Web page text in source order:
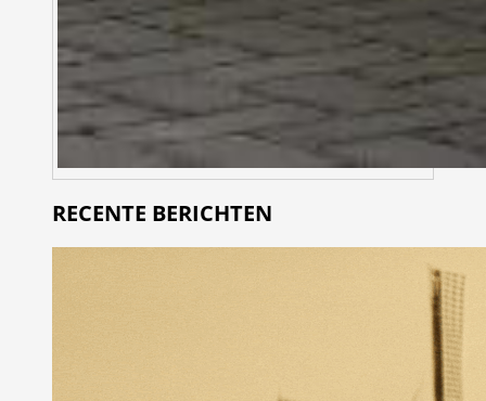
RECENTE BERICHTEN